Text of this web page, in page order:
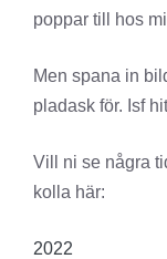
poppar till hos
Men spana in
pladask för. Isf
Vill ni se några
kolla här:
2022